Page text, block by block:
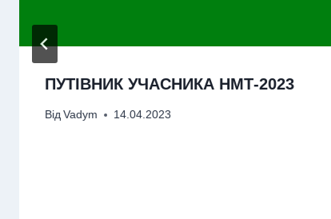
ПУТІВНИК УЧАСНИКА НМТ-2023
Від Vadym 14.04.2023